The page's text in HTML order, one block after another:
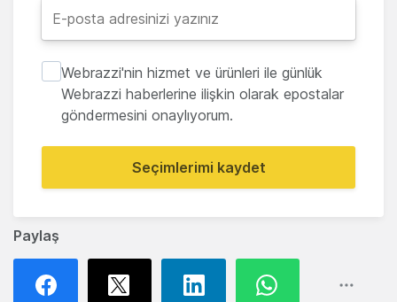
Paylaş
Webrazzi'nin hizmet ve ürünleri ile günlük
Webrazzi haberlerine ilişkin olarak epostalar
göndermesini onaylıyorum.
Seçimlerimi kaydet